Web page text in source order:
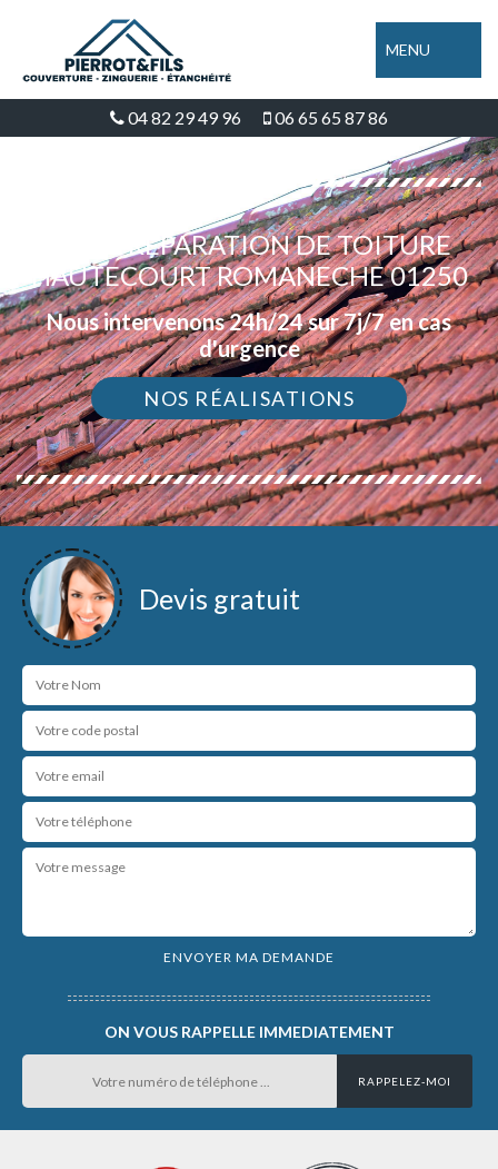
MENU
04 82 29 49 96 06 65 65 87 86
DEVIS RÉPARATION DE TOITURE
HAUTECOURT ROMANECHE 01250
Nous intervenons 24h/24 sur 7j/7 en cas
d'urgence
NOS RÉALISATIONS
Devis gratuit
ON VOUS RAPPELLE IMMEDIATEMENT